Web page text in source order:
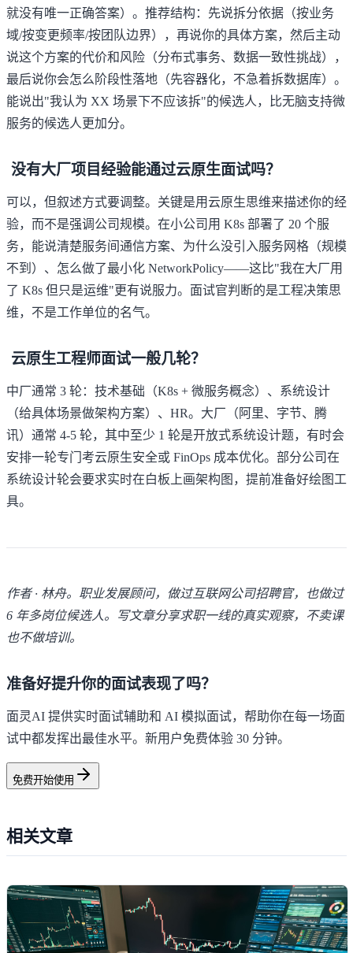
就没有唯一正确答案）。推荐结构：先说拆分依据（按业务
域/按变更频率/按团队边界），再说你的具体方案，然后主动
说这个方案的代价和风险（分布式事务、数据一致性挑战），
最后说你会怎么阶段性落地（先容器化，不急着拆数据库）。
能说出"我认为 XX 场景下不应该拆"的候选人，比无脑支持微
服务的候选人更加分。
没有大厂项目经验能通过云原生面试吗？
可以，但叙述方式要调整。关键是用云原生思维来描述你的经
验，而不是强调公司规模。在小公司用 K8s 部署了 20 个服
务，能说清楚服务间通信方案、为什么没引入服务网格（规模
不到）、怎么做了最小化 NetworkPolicy——这比"我在大厂用
了 K8s 但只是运维"更有说服力。面试官判断的是工程决策思
维，不是工作单位的名气。
云原生工程师面试一般几轮？
中厂通常 3 轮：技术基础（K8s + 微服务概念）、系统设计
（给具体场景做架构方案）、HR。大厂（阿里、字节、腾
讯）通常 4-5 轮，其中至少 1 轮是开放式系统设计题，有时会
安排一轮专门考云原生安全或 FinOps 成本优化。部分公司在
系统设计轮会要求实时在白板上画架构图，提前准备好绘图工
具。
作者 · 林舟。职业发展顾问，做过互联网公司招聘官，也做过
6 年多岗位候选人。写文章分享求职一线的真实观察，不卖课
也不做培训。
准备好提升你的面试表现了吗？
面灵AI 提供实时面试辅助和 AI 模拟面试，帮助你在每一场面
试中都发挥出最佳水平。新用户免费体验 30 分钟。
免费开始使用
相关文章